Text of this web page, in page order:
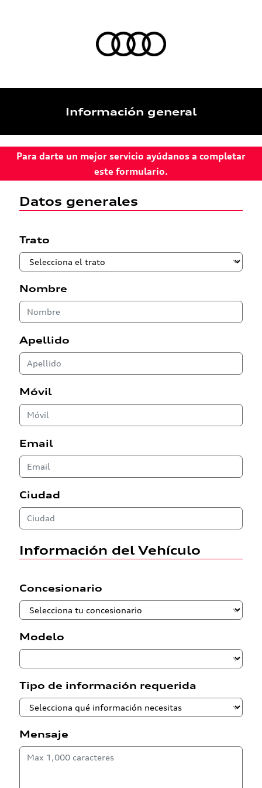
Información general
Para darte un mejor servicio ayúdanos a completar
este formulario.
Datos generales
Trato
Nombre
Apellido
Móvil
Email
Ciudad
Información del Vehículo
Concesionario
Modelo
Tipo de información requerida
Mensaje